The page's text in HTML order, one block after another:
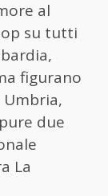
al
su tutti
figurano
Umbria,
due
La